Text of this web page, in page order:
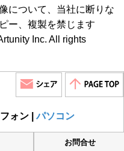
について、当社に断りな
ー、複製を禁じます
Inc. All rights
ォン |パソコン
お問合せ